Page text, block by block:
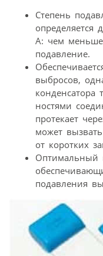
Степень
определяется
А: чем
подавление.
выбросов,
конденсатора
ностями
протекает
может
от коротких
Оптимальный
подавления